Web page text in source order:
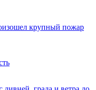
в параде Победы
вМАХ
новостями в канале
— в telegram-канале